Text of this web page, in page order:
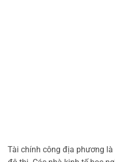
Tài chính công địa phương